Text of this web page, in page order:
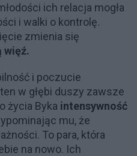
ich relacja mogła
i walki o kontrolę.
zmienia się
więź.
i poczucie
w głębi duszy zawsze
życia Byka intensywność
mu, że
To para, która
na nowo. Ich